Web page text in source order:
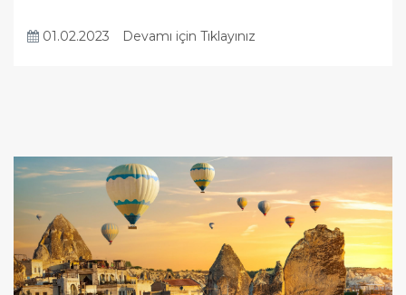
01.02.2023 Devamı için Tıklayınız